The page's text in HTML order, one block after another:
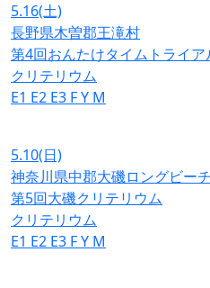
5.16(土)
長野県木曽郡王滝村
第4回おんたけタイムトライア
クリテリウム
E1 E2 E3 FY M
5.10(日)
神奈川県中郡大磯ロングビー
第5回大磯クリテリウム
クリテリウム
E1 E2 E3 FY M